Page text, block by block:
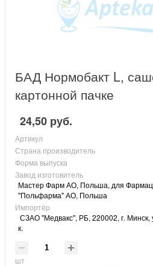
БАД Нормобакт L,
картонной пачке
24,50 руб.
Артикул
Страна производитель
Форма выпуска
Завод изготовитель
Мастер Фарм АО, Польша, для
"Польфарма" АО, Польша
Импортёр
СЗАО "Медвакс", РБ, 220002, г.
к.
шт